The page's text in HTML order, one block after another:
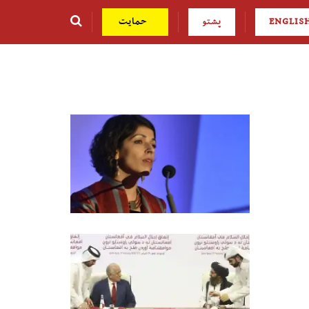
پشتو حمایت